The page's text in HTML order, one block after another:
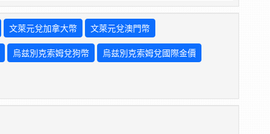
文萊元兌加拿大幣 文萊元兌澳門幣
烏兹別克索姆兌狗幣 烏兹別克索姆兌國際金價